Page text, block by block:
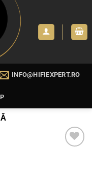
INFO@HIFIEXPERT.RO